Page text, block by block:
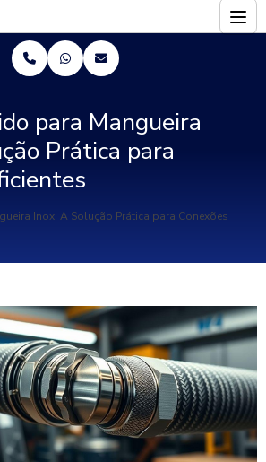
Inox: A Solução Prática para Conexões
para Mangueira
Prática para